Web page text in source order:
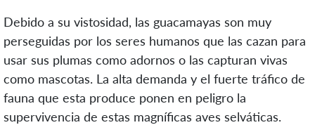
Debido a su vistosidad, las guacamayas son muy
perseguidas por los seres humanos que las cazan para
usar sus plumas como adornos o las capturan vivas
como mascotas. La alta demanda y el fuerte tráfico de
fauna que esta produce ponen en peligro la
supervivencia de estas magníficas aves selváticas.